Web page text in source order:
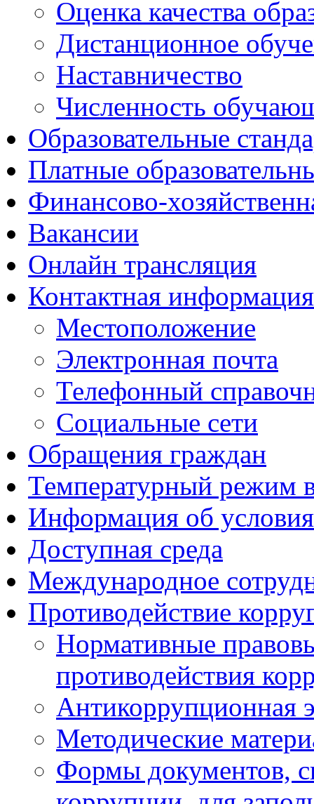
Оценка качества
Дистанционное
Наставничество
Численность
Образовательные
Платные
Финансово-
Вакансии
Онлайн трансляция
Контактная информация
Местоположение
Электронная почта
Телефонный
Социальные сети
Обращения граждан
Температурный режим
Информация об
Доступная среда
Международное
Противодействие
Нормативные
противодействия
Антикоррупционная
Методические
Формы документов,